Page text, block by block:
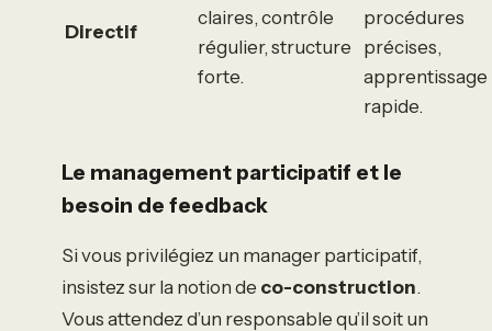
Directif
claires, contrôle
régulier, structure
forte.
procédures
précises,
apprentissage
rapide.
Le management participatif et le
besoin de feedback
Si vous privilégiez un manager participatif,
insistez sur la notion de co-construction.
Vous attendez d’un responsable qu’il soit un